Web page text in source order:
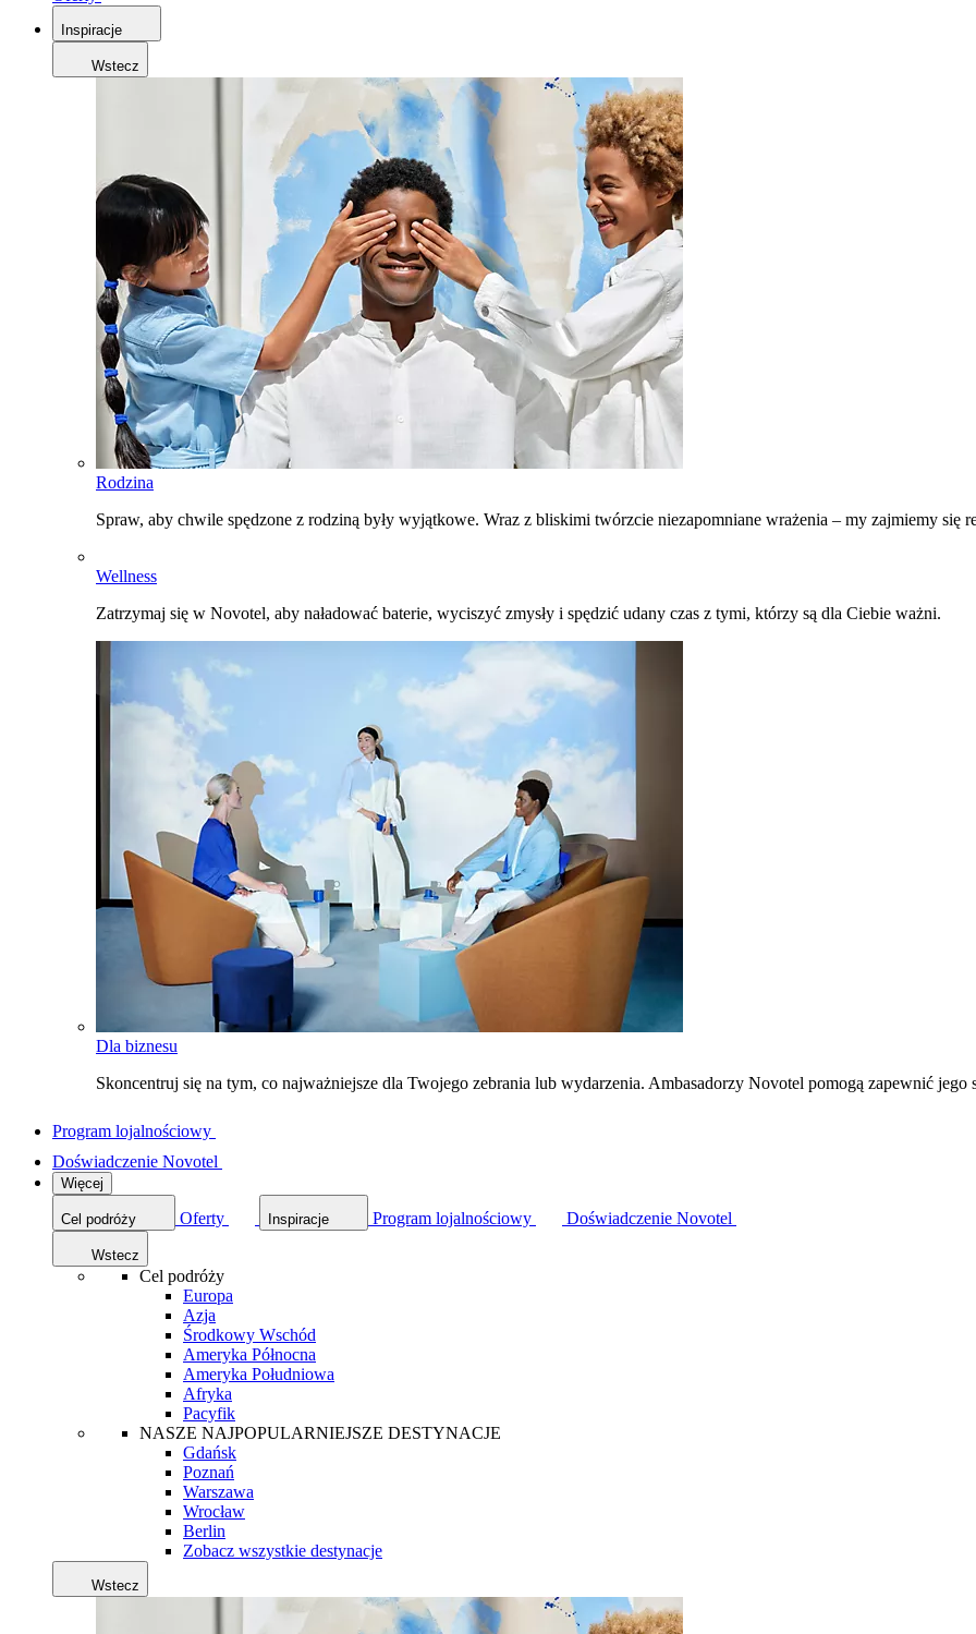
Inspiracje
Wstecz
Rodzina
Spraw, aby chwile spędzone z rodziną były wyjątkowe. Wraz z bliskimi twórzcie niezapomniane wrażenia – my zajmiemy się
Wellness
Zatrzymaj się w Novotel, aby naładować baterie, wyciszyć zmysły i spędzić udany czas z tymi, którzy są dla Ciebie ważni.
Dla biznesu
Skoncentruj się na tym, co najważniejsze dla Twojego zebrania lub wydarzenia. Ambasadorzy Novotel pomogą zapewnić jego
Program lojalnościowy
Doświadczenie Novotel
Więcej
Cel podróży Oferty Inspiracje Program lojalnościowy Doświadczenie Novotel
Wstecz
Cel podróży
Europa
Azja
Środkowy Wschód
Ameryka Północna
Ameryka Południowa
Afryka
Pacyfik
NASZE NAJPOPULARNIEJSZE DESTYNACJE
Gdańsk
Poznań
Warszawa
Wrocław
Berlin
Zobacz wszystkie destynacje
Wstecz